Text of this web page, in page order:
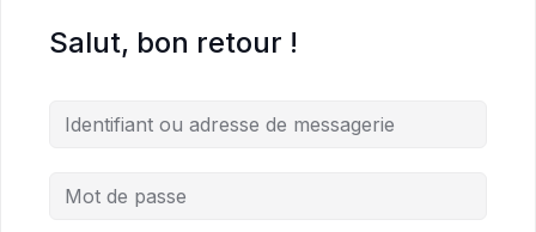
Salut, bon retour !